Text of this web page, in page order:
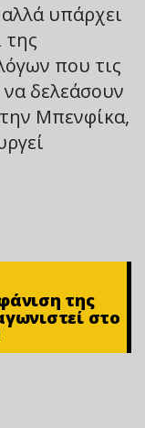
υπάρχει
της
που τις
να δελεάσουν
Μπενφίκα,
της
στο